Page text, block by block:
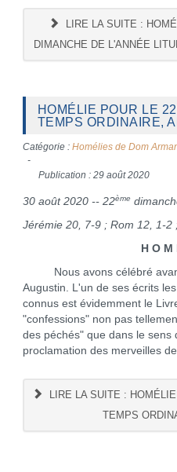
LIRE LA SUITE :
DIMANCHE DE L'ANNÉE
HOMÉLIE POUR LE
TEMPS ORDINAIRE,
Catégorie : Homélies de Dom
Publication : 29 août 2020
30 août 2020 -- 22ème
Jérémie 20, 7-9 ; Rom 12, 1-2
H O M
Nous avons célébré
Augustin. L'un de ses écrits
connus est évidemment le
"confessions" non pas
des péchés" que dans le sens
proclamation des merveilles
LIRE LA SUITE :
TEMPS